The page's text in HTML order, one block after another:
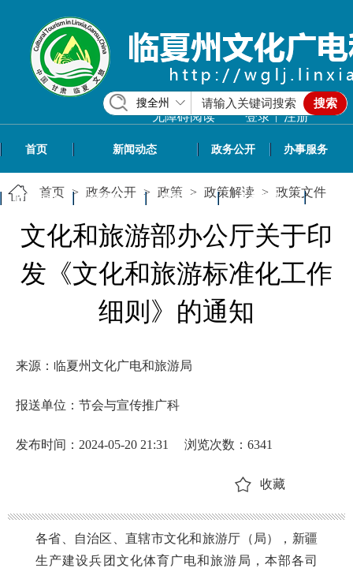
无障碍阅读 登录 | 注册
搜全州 搜索
首页 新闻动态 政务公开 办事服务
政民互动 专题专栏 信息共享 文旅资讯
首页 > 政务公开 > 政策 > 政策解读 > 政策文件
文化和旅游部办公厅关于印
发《文化和旅游标准化工作
细则》的通知
来源：临夏州文化广电和旅游局
报送单位：节会与宣传推广科
发布时间：2024-05-20 21:31 浏览次数： 6341
收藏
各省、自治区、直辖市文化和旅游厅（局），新疆
生产建设兵团文化体育广电和旅游局，本部各司